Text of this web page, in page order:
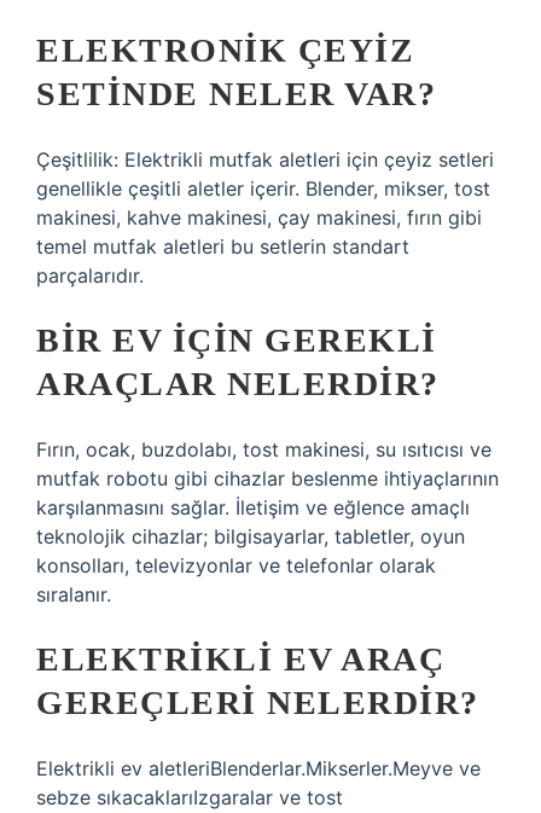
ELEKTRONIK ÇEYIZ
SETINDE NELER VAR?
Çeşitlilik: Elektrikli mutfak aletleri için çeyiz setleri
genellikle çeşitli aletler içerir. Blender, mikser, tost
makinesi, kahve makinesi, çay makinesi, fırın gibi
temel mutfak aletleri bu setlerin standart
parçalarıdır.
BIR EV IÇIN GEREKLI
ARAÇLAR NELERDIR?
Fırın, ocak, buzdolabı, tost makinesi, su ısıtıcısı ve
mutfak robotu gibi cihazlar beslenme ihtiyaçlarının
karşılanmasını sağlar. İletişim ve eğlence amaçlı
teknolojik cihazlar; bilgisayarlar, tabletler, oyun
konsolları, televizyonlar ve telefonlar olarak
sıralanır.
ELEKTRIKLI EV ARAÇ
GEREÇLERI NELERDIR?
Elektrikli ev aletleriBlenderlar.Mikserler.Meyve ve
sebze sıkacaklarıIzgaralar ve tost